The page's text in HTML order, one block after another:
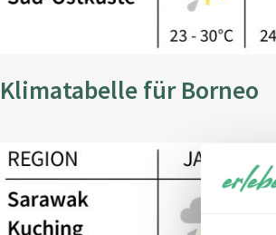
Klimatabelle für Borneo